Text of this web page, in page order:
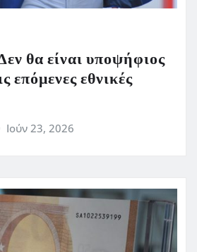
θα είναι υποψήφιος
επόμενες εθνικές
Ιούν 23, 2026